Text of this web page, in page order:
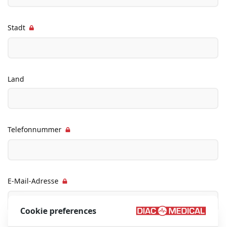
Stadt
Land
Telefonnummer
E-Mail-Adresse
Cookie preferences